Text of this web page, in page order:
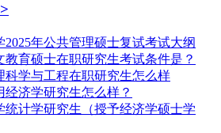
年公共管理硕士复试考试大纲
教育硕士在职研究生考试条件是？
科学与工程在职研究生怎么样
经济学研究生怎么样？
统计学研究生（授予经济学硕士学